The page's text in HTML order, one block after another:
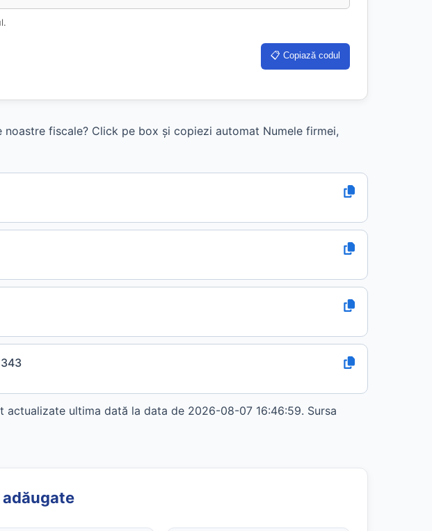
📋 Copiază codul
fiscale? Click pe box și copiezi automat Numele firmei,
actualizate ultima dată la data de 2026-08-07 16:46:59. Sursa
adăugate